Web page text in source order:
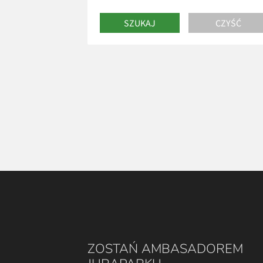
ZOSTAŃ AMBASADOREM